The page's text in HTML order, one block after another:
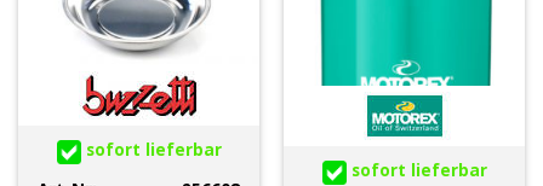
sofort lieferbar
sofort lieferbar